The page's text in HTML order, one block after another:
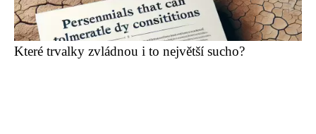
Které trvalky zvládnou i to největší sucho?